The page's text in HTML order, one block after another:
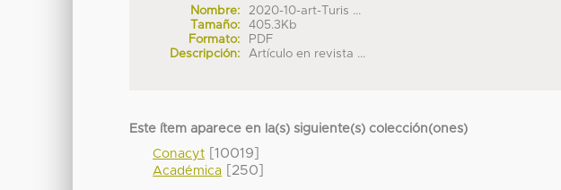
Nombre:
2020-10-art-Turis ...
Tamaño:
405.3Kb
Formato:
PDF
Descripción:
Artículo en revista ...
Este ítem aparece en la(s) siguiente(s) colección(ones)
Conacyt [10019]
Académica [250]